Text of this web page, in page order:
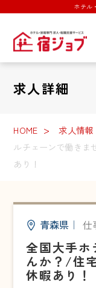
ホテル
求人詳細
HOME 求人情報
ルチェーンで働き
あり！
青森県 ｜ 仕
全国大手
んか？/住
休暇あり！